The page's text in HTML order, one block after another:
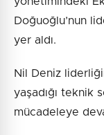
Doğuoğlu’nun
yer aldı.
Nil Deniz
yaşadığı teknik
mücadeleye